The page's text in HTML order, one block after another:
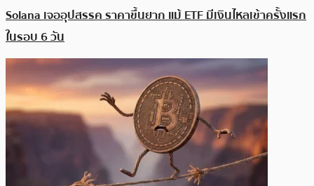
Solana เจออุปสรรค ราคาขึ้นยาก แม้ ETF มีเงินไหลเข้าครั้งแรก
ในรอบ 6 วัน